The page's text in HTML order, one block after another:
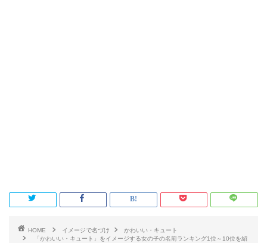
HOME イメージで名づけ
かわいい・キュート
「かわいい・キュート」をイメージする女の子の名前ランキング1位～10位を紹